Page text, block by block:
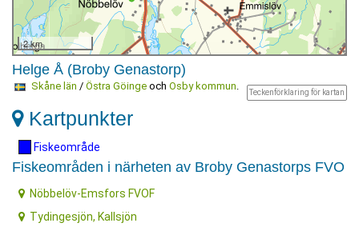
2 km
Helge Å (Broby Genastorp)
Teckenförklaring för kartan
Skåne län / Östra Göingeoch Osby kommun.
Kartpunkter
Fiskeområde
Fiskeområden i närheten av Broby Genastorps FVO
Nöbbelöv-Emsfors FVOF
Tydingesjön, Kallsjön